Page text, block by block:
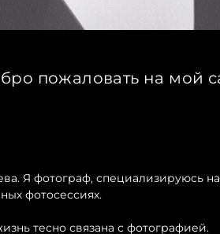
пожаловать на мой
Я фотограф, специализируюсь
фотосессиях.
тесно связана с фотографией.